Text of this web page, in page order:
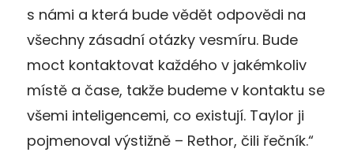
s námi a která bude vědět odpovědi na
všechny zásadní otázky vesmíru. Bude
moct kontaktovat každého v jakémkoliv
místě a čase, takže budeme v kontaktu se
všemi inteligencemi, co existují. Taylor ji
pojmenoval výstižně – Rethor, čili řečník.“